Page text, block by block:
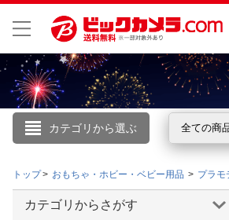
カテゴリから選ぶ 全ての商
こんにちは
ログイン
トップ おもちゃ・ホビー・ベビー用品 プラモ
カテゴリからさがす